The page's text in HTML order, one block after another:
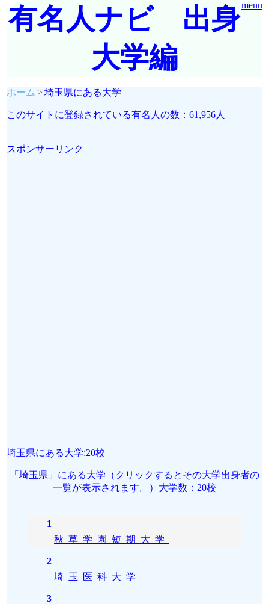
menu
有名人ナビ 出身
大学編
ホーム 埼玉県にある大学
このサイトに登録されている有名人の数：61,956人
スポンサーリンク
埼玉県にある大学:20校
「埼玉県」にある大学（クリックするとその大学出身者の
一覧が表示されます。）大学数：20校
1
秋草学園短期大学
2
埼玉医科大学
3